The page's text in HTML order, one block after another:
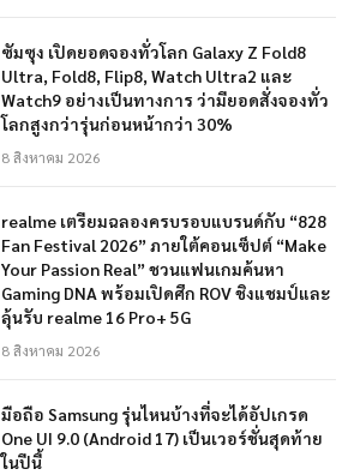
ซัมซุง เปิดยอดจองทั่วโลก Galaxy Z Fold8
Ultra, Fold8, Flip8, Watch Ultra2 และ
Watch9 อย่างเป็นทางการ ว่ามียอดสั่งจองทั่ว
โลกสูงกว่ารุ่นก่อนหน้ากว่า 30%
8 สิงหาคม 2026
realme เตรียมฉลองครบรอบแบรนด์กับ “828
Fan Festival 2026” ภายใต้คอนเซ็ปต์ “Make
Your Passion Real” ชวนแฟนเกมค้นหา
Gaming DNA พร้อมเปิดศึก ROV ชิงแชมป์และ
ลุ้นรับ realme 16 Pro+ 5G
8 สิงหาคม 2026
มือถือ Samsung รุ่นไหนบ้างที่จะได้อัปเกรด
One UI 9.0 (Android 17) เป็นเวอร์ชั่นสุดท้าย
ในปีนี้